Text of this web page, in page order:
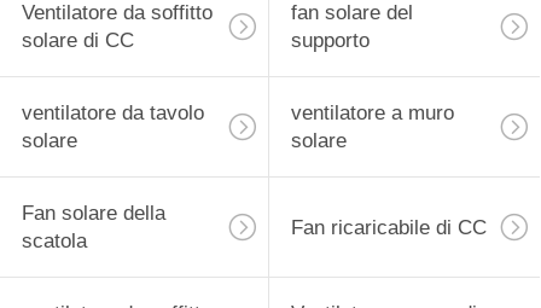
Ventilatore da soffitto
solare di CC
fan solare del
supporto
ventilatore da tavolo
solare
ventilatore a muro
solare
Fan solare della
scatola
Fan ricaricabile di CC